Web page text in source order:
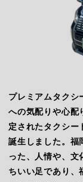
プレミアムタクシ
への気配りや心配
定されたタクシー
誕生しました。福
った、人情や、文
ちいい足であり、